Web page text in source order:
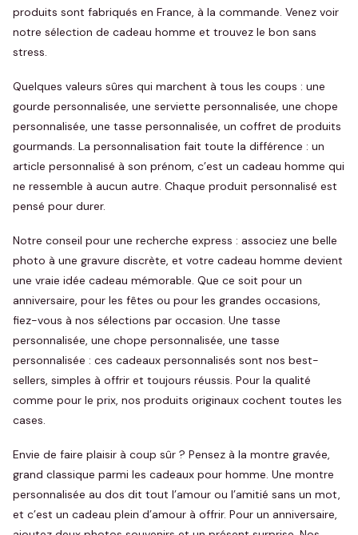
produits sont fabriqués en France, à la commande. Venez voir
notre sélection de cadeau homme et trouvez le bon sans
stress.
Quelques valeurs sûres qui marchent à tous les coups : une
gourde personnalisée, une serviette personnalisée, une chope
personnalisée, une tasse personnalisée, un coffret de produits
gourmands. La personnalisation fait toute la différence : un
article personnalisé à son prénom, c’est un cadeau homme qui
ne ressemble à aucun autre. Chaque produit personnalisé est
pensé pour durer.
Notre conseil pour une recherche express : associez une belle
photo à une gravure discrète, et votre cadeau homme devient
une vraie idée cadeau mémorable. Que ce soit pour un
anniversaire, pour les fêtes ou pour les grandes occasions,
fiez-vous à nos sélections par occasion. Une tasse
personnalisée, une chope personnalisée, une tasse
personnalisée : ces cadeaux personnalisés sont nos best-
sellers, simples à offrir et toujours réussis. Pour la qualité
comme pour le prix, nos produits originaux cochent toutes les
cases.
Envie de faire plaisir à coup sûr ? Pensez à la montre gravée,
grand classique parmi les cadeaux pour homme. Une montre
personnalisée au dos dit tout l’amour ou l’amitié sans un mot,
et c’est un cadeau plein d’amour à offrir. Pour un anniversaire,